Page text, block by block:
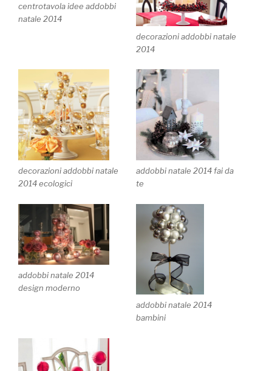
centrotavola idee addobbi
natale 2014
decorazioni addobbi natale
2014
decorazioni addobbi natale
2014 ecologici
addobbi natale 2014 fai da
te
addobbi natale 2014
design moderno
addobbi natale 2014
bambini